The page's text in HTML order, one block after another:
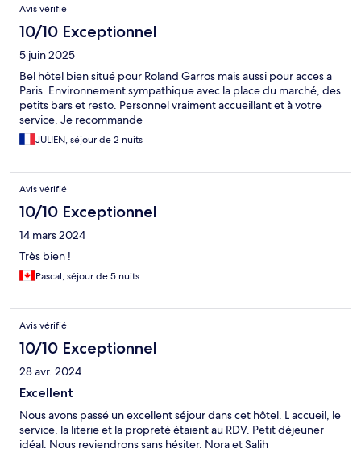
Avis vérifié
10/10 Exceptionnel
5 juin 2025
Bel hôtel bien situé pour Roland Garros mais aussi pour acces a
Paris. Environnement sympathique avec la place du marché, des
petits bars et resto. Personnel vraiment accueillant et à votre
service. Je recommande
JULIEN, séjour de 2 nuits
Avis vérifié
10/10 Exceptionnel
14 mars 2024
Très bien !
Pascal, séjour de 5 nuits
Avis vérifié
10/10 Exceptionnel
28 avr. 2024
Excellent
Nous avons passé un excellent séjour dans cet hôtel. L accueil, le
service, la literie et la propreté étaient au RDV. Petit déjeuner
idéal. Nous reviendrons sans hésiter. Nora et Salih